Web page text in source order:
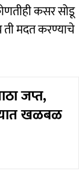
कसर सोडू
ती मदत करण्याचे
जप्त,
खळबळ